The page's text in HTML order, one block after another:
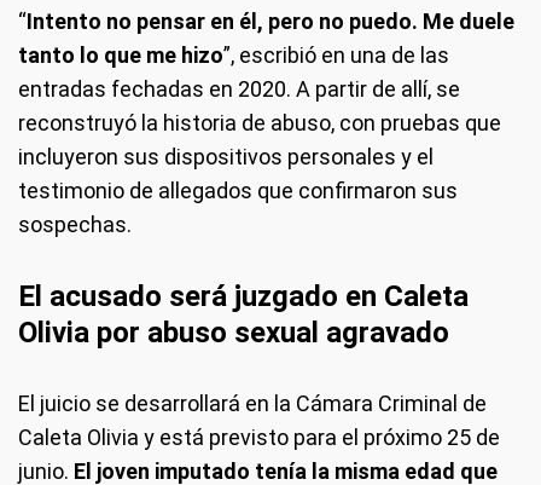
“Intento no pensar en él, pero no puedo. Me duele
tanto lo que me hizo”, escribió en una de las
entradas fechadas en 2020. A partir de allí, se
reconstruyó la historia de abuso, con pruebas que
incluyeron sus dispositivos personales y el
testimonio de allegados que confirmaron sus
sospechas.
El acusado será juzgado en Caleta
Olivia por abuso sexual agravado
El juicio se desarrollará en la Cámara Criminal de
Caleta Olivia y está previsto para el próximo 25 de
junio. El joven imputado tenía la misma edad que